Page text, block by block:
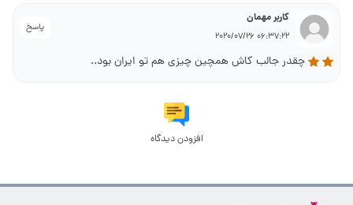
پاسخ
کاربر مهمان
06:37:22 2020/07/26
چقدر جالب کاش همچین چیزی هم تو ایران بود..
افزودن دیدگاه